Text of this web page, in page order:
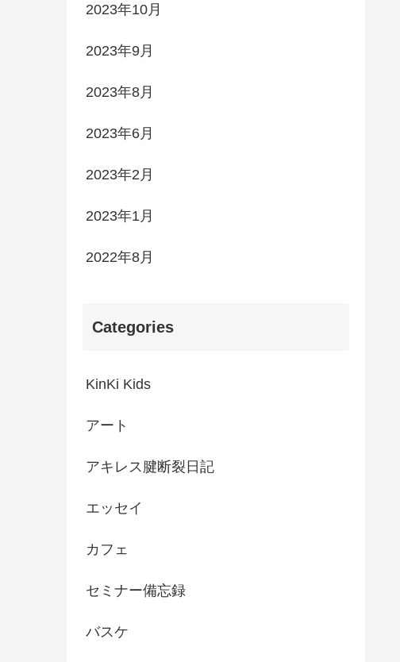
2023年10月
2023年9月
2023年8月
2023年6月
2023年2月
2023年1月
2022年8月
Categories
KinKi Kids
アート
アキレス腱断裂日記
エッセイ
カフェ
セミナー備忘録
バスケ